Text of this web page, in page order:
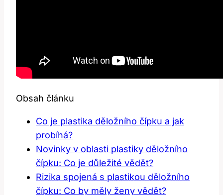
Obsah článku
Co je plastika děložního čípku a jak
probíhá?
Novinky v oblasti plastiky děložního
čípku: Co je důležité vědět?
Rizika spojená s plastikou děložního
čípku: Co by měly ženy vědět?